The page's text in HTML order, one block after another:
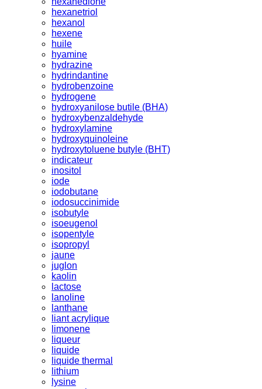
hexanetriol
hexanol
hexene
huile
hyamine
hydrazine
hydrindantine
hydrobenzoine
hydrogene
hydroxyanilose butile (BHA)
hydroxybenzaldehyde
hydroxylamine
hydroxyquinoleine
hydroxytoluene butyle (BHT)
indicateur
inositol
iode
iodobutane
iodosuccinimide
isobutyle
isoeugenol
isopentyle
isopropyl
jaune
juglon
kaolin
lactose
lanoline
lanthane
liant acrylique
limonene
liqueur
liquide
liquide thermal
lithium
lysine